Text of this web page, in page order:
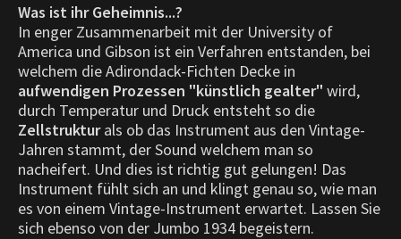
Was ist ihr Geheimnis...?
In enger Zusammenarbeit mit der University of
America und Gibson ist ein Verfahren entstanden, bei
welchem die Adirondack-Fichten Decke in
aufwendigen Prozessen "künstlich gealter" wird,
durch Temperatur und Druck entsteht so die
Zellstrukturals ob das Instrument aus den Vintage-
Jahren stammt, der Sound welchem man so
nacheifert. Und dies ist richtig gut gelungen! Das
Instrument fühlt sich an und klingt genau so, wie man
es von einem Vintage-Instrument erwartet. Lassen Sie
sich ebenso von der Jumbo 1934 begeistern.